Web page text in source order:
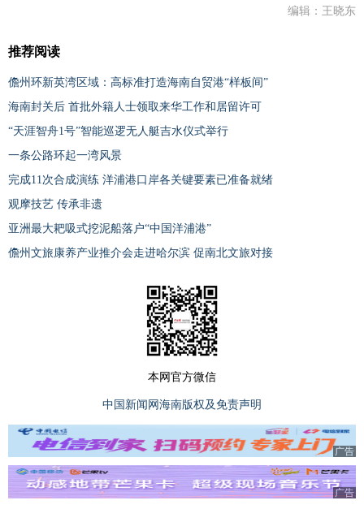
编辑：王晓东
推荐阅读
儋州环新英湾区域：高标准打造海南自贸港“样板间”
海南封关后 首批外籍人士领取来华工作和居留许可
“天涯智舟1号”智能巡逻无人艇吉水仪式举行
一条公路环起一湾风景
完成11次合成演练 洋浦港口岸各关键要素已准备就绪
观摩技艺 传承非遗
亚洲最大耙吸式挖泥船落户“中国洋浦港”
儋州文旅康养产业推介会走进哈尔滨 促南北文旅对接
本网官方微信
中国新闻网海南版权及免责声明
广告
广告